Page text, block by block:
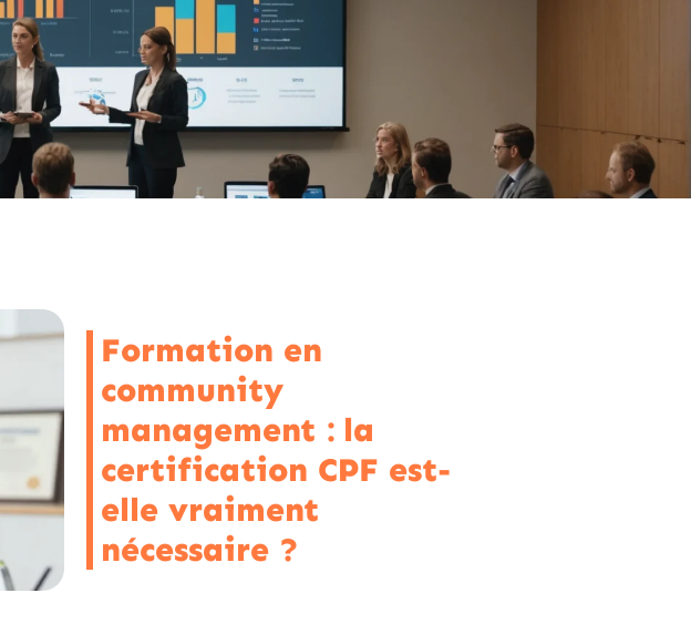
Formation en
community
management : la
certification CPF est-
elle vraiment
nécessaire ?